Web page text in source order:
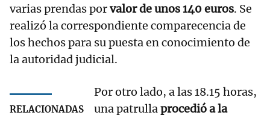
varias prendas porvalor de unos 140 euros. Se
realizó la correspondiente comparecencia de
los hechos para su puesta en conocimiento de
la autoridad judicial.
RELACIONADAS
Por otro lado, a las 18.15 horas,
una patrullaprocedió a la